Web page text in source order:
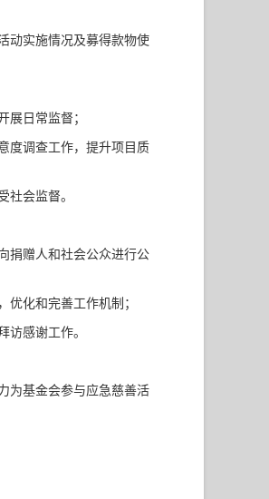
动实施情况及募得款物使
日常监督；
度调查工作，提升项目质
会监督。
捐赠人和社会公众进行公
化和完善工作机制；
感谢工作。
为基金会参与应急慈善活